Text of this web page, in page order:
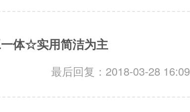
体☆实用简洁为主
最后回复：2018-03-28 16:09